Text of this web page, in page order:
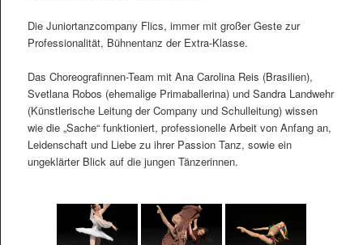
Die Juniortanzcompany Flics, immer mit großer Geste zur
Professionalität, Bühnentanz der Extra-Klasse.
Das Choreografinnen-Team mit Ana Carolina Reis (Brasilien),
Svetlana Robos (ehemalige Primaballerina) und Sandra Landwehr
(Künstlerische Leitung der Company und Schulleitung) wissen
wie die „Sache“ funktioniert, professionelle Arbeit von Anfang an,
Leidenschaft und Liebe zu ihrer Passion Tanz, sowie ein
ungeklärter Blick auf die jungen Tänzerinnen.